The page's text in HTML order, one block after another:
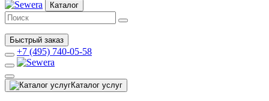
Каталог
Быстрый заказ
+7 (495) 740-05-58
Каталог услуг